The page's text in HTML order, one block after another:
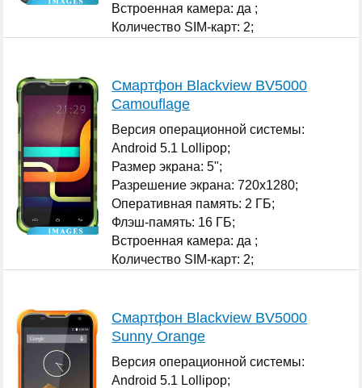
Встроенная камера: да ;
Количество SIM-карт: 2;
Смартфон Blackview BV5000
Camouflage
Версия операционной системы:
Android 5.1 Lollipop;
Размер экрана: 5";
Разрешение экрана: 720x1280;
Оперативная память: 2 ГБ;
Флэш-память: 16 ГБ;
Встроенная камера: да ;
Количество SIM-карт: 2;
Смартфон Blackview BV5000
Sunny Orange
Версия операционной системы:
Android 5.1 Lollipop;